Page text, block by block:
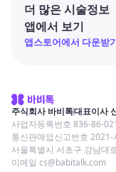
더 많은 시술정보
앱에서 보기
앱스토어에서 다운받
주식회사 바비톡대표이사
사업자등록번호 836-86-
통신판매업신고번호
서울특별시 서초구 강남대
이메일 cs@babitalk.com